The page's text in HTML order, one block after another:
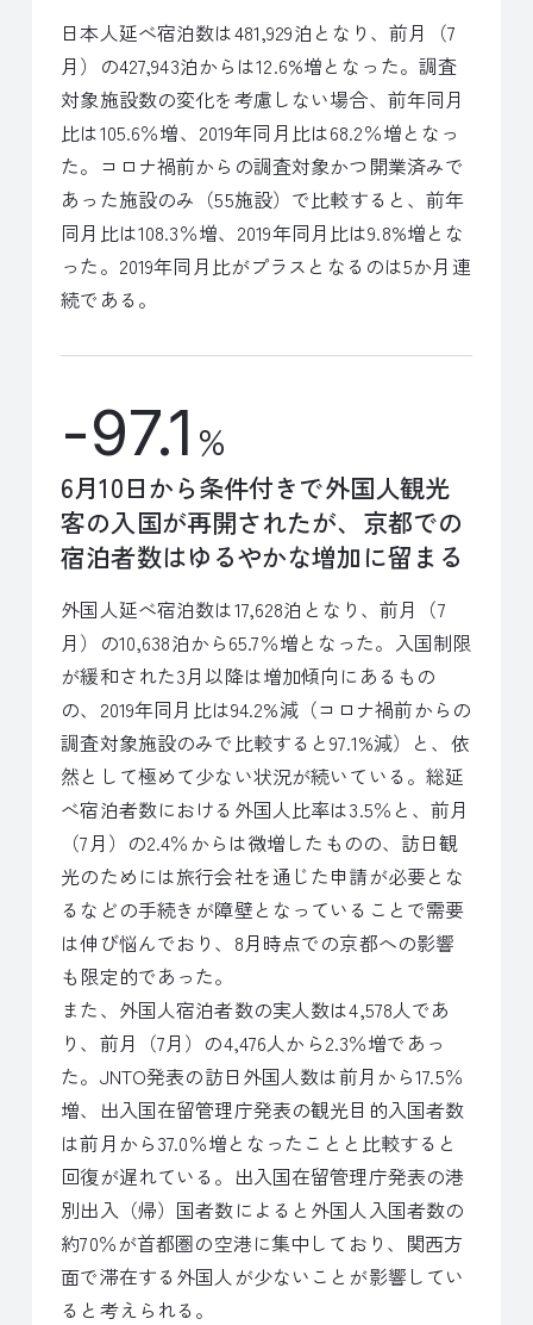
日本人延べ宿泊数は481,929泊となり、前月（7
月）の427,943泊からは12.6%増となった。調査
対象施設数の変化を考慮しない場合、前年同月
比は105.6％増、2019年同月比は68.2％増となっ
た。コロナ禍前からの調査対象かつ開業済みで
あった施設のみ（55施設）で比較すると、前年
同月比は108.3％増、2019年同月比は9.8%増とな
った。2019年同月比がプラスとなるのは5か月連
続である。
-97.1 %
6月10日から条件付きで外国人観光
客の入国が再開されたが、京都での
宿泊者数はゆるやかな増加に留まる
外国人延べ宿泊数は17,628泊となり、前月（7
月）の10,638泊から65.7％増となった。入国制限
が緩和された3月以降は増加傾向にあるもの
の、2019年同月比は94.2%減（コロナ禍前からの
調査対象施設のみで比較すると97.1%減）と、依
然として極めて少ない状況が続いている。総延
べ宿泊者数における外国人比率は3.5％と、前月
（7月）の2.4％からは微増したものの、訪日観
光のためには旅行会社を通じた申請が必要とな
るなどの手続きが障壁となっていることで需要
は伸び悩んでおり、8月時点での京都への影響
も限定的であった。
また、外国人宿泊者数の実人数は4,578人であ
り、前月（7月）の4,476人から2.3％増であっ
た。JNTO発表の訪日外国人数は前月から17.5％
増、出入国在留管理庁発表の観光目的入国者数
は前月から37.0％増となったことと比較すると
回復が遅れている。出入国在留管理庁発表の港
別出入（帰）国者数によると外国人入国者数の
約70％が首都圏の空港に集中しており、関西方
面で滞在する外国人が少ないことが影響してい
ると考えられる。